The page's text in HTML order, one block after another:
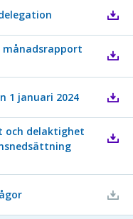
månadsrapport
1 januari 2024
och delaktighet